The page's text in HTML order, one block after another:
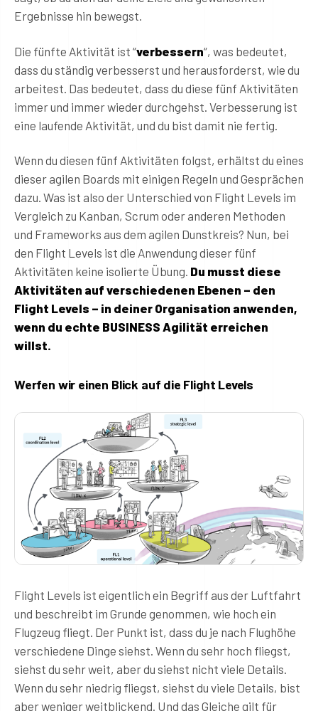
Ergebnisse hin bewegst.
Die fünfte Aktivität ist “verbessern“, was bedeutet,
dass du ständig verbesserst und herausforderst, wie du
arbeitest. Das bedeutet, dass du diese fünf Aktivitäten
immer und immer wieder durchgehst. Verbesserung ist
eine laufende Aktivität, und du bist damit nie fertig.
Wenn du diesen fünf Aktivitäten folgst, erhältst du eines
dieser agilen Boards mit einigen Regeln und Gesprächen
dazu. Was ist also der Unterschied von Flight Levels im
Vergleich zu Kanban, Scrum oder anderen Methoden
und Frameworks aus dem agilen Dunstkreis? Nun, bei
den Flight Levels ist die Anwendung dieser fünf
Aktivitäten keine isolierte Übung. Du musst diese
Aktivitäten auf verschiedenen Ebenen – den
Flight Levels – in deiner Organisation anwenden,
wenn du echte BUSINESS Agilität erreichen
willst.
Werfen wir einen Blick auf die Flight Levels
Flight Levels ist eigentlich ein Begriff aus der Luftfahrt
und beschreibt im Grunde genommen, wie hoch ein
Flugzeug fliegt. Der Punkt ist, dass du je nach Flughöhe
verschiedene Dinge siehst. Wenn du sehr hoch fliegst,
siehst du sehr weit, aber du siehst nicht viele Details.
Wenn du sehr niedrig fliegst, siehst du viele Details, bist
aber weniger weitblickend. Und das Gleiche gilt für